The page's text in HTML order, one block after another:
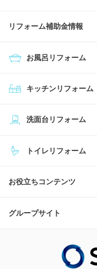
リフォーム補助金情報
キッチンリフォーム
お風呂リフォーム
トイレリフォーム
洗面台リフォーム
お役立ちコンテンツ
グループサイト